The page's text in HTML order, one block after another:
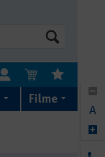
Filme
A